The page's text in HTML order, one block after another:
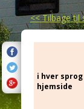
<<Tilbage til
i hver
hjemside